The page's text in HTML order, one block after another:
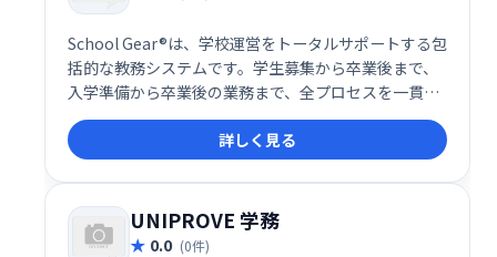
School Gear®は、学校運営をトータルサポートする包
括的な教務システムです。学生募集から卒業後まで、
入学準備から卒業後の業務まで、全プロセスを一貫し
て支援します。柔軟な開講期設定や非定型業務への迅
速な対応、ナレッジ機能による業務効率化、充実した
サポートデスクなど、中学から大学院まで幅広い教育
機関のニーズに対応します。カリキュラムのカスタマ
イズにも柔軟に対応可能です。
詳しく見る
UNIPROVE 学務
0.0 (0件)